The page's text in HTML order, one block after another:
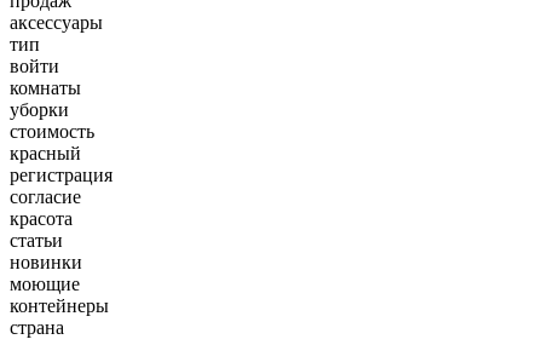
аксессуары
тип
войти
комнаты
уборки
стоимость
красный
регистрация
согласие
красота
статьи
новинки
моющие
контейнеры
страна